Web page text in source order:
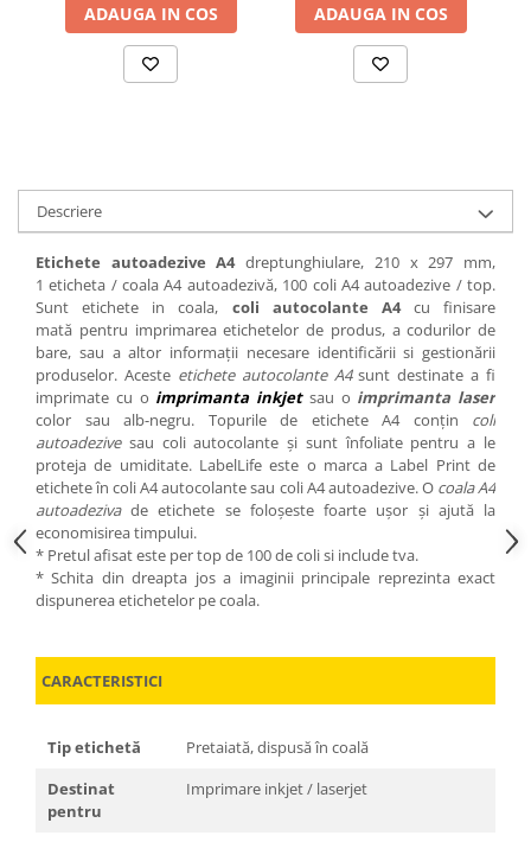
ADAUGA IN COS ADAUGA IN COS
Descriere
Etichete autoadezive A4dreptunghiulare, 210 x 297 mm,
1 eticheta / coala A4 autoadezivă, 100 coli A4 autoadezive / top.
Sunt etichete in coala, coli autocolante A4cu finisare
mată pentru imprimarea etichetelor de produs, a codurilor de
bare, sau a altor informații necesare identificării si gestionării
produselor. Aceste etichete autocolante A4sunt destinate a fi
imprimate cu o imprimanta inkjetsau o imprimanta laser
color sau alb-negru. Topurile de etichete A4 conțin coli
autoadezivesau coli autocolante și sunt înfoliate pentru a le
proteja de umiditate. LabelLife este o marca a Label Print de
etichete în coli A4 autocolante sau coli A4 autoadezive. O coala A4
autoadezivade etichete se foloșeste foarte ușor și ajută la
economisirea timpului.
* Pretul afisat este per top de 100 de coli si include tva.
* Schita din dreapta jos a imaginii principale reprezinta exact
dispunerea etichetelor pe coala.
CARACTERISTICI
Tip etichetă
Pretaiată, dispusă în coală
Destinat
pentru
Imprimare inkjet / laserjet